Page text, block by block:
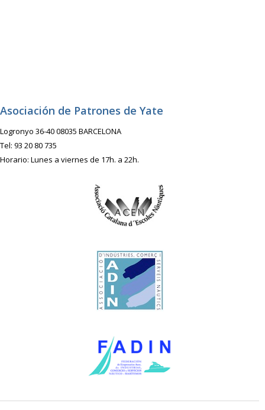
Asociación de Patrones de Yate
Logronyo 36-40 08035 BARCELONA
Tel: 93 20 80 735
Horario: Lunes a viernes de 17h. a 22h.